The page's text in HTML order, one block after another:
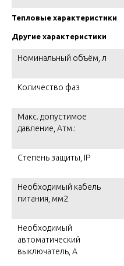
Тепловые характеристики
Другие характеристики
Номинальный объём, л
Количество фаз
Макс. допустимое
давление, Атм.:
Степень защиты, IP
Необходимый кабель
питания, мм2
Необходимый
автоматический
выключатель, A